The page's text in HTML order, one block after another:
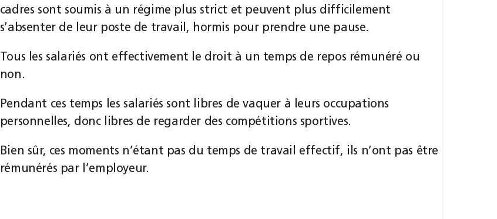
cadres sont soumis à un régime plus strict et peuvent plus difficilement
s’absenter de leur poste de travail, hormis pour prendre une pause.
Tous les salariés ont effectivement le droit à un temps de repos rémunéré ou
non.
Pendant ces temps les salariés sont libres de vaquer à leurs occupations
personnelles, donc libres de regarder des compétitions sportives.
Bien sûr, ces moments n’étant pas du temps de travail effectif, ils n’ont pas être
rémunérés par l’employeur.